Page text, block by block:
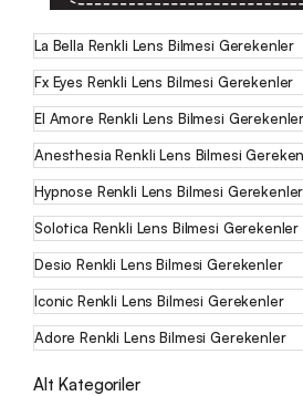
La Bella Renkli Lens Bilmesi Gerekenler
Fx Eyes Renkli Lens Bilmesi Gerekenler
El Amore Renkli Lens Bilmesi Gerekenler
Anesthesia Renkli Lens Bilmesi
Hypnose Renkli Lens Bilmesi Gerekenler
Solotica Renkli Lens Bilmesi Gerekenler
Desio Renkli Lens Bilmesi Gerekenler
Iconic Renkli Lens Bilmesi Gerekenler
Adore Renkli Lens Bilmesi Gerekenler
Alt Kategoriler